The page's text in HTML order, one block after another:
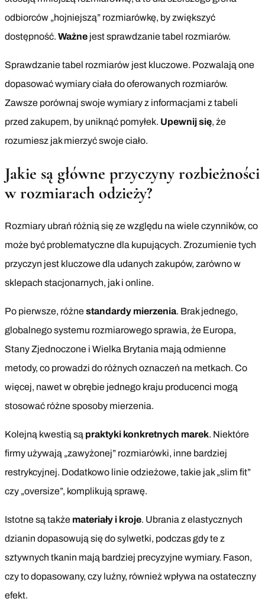
odbiorców „hojniejszą” rozmiarówkę, by zwiększyć
dostępność. Ważne jest sprawdzanie tabel rozmiarów.
Sprawdzanie tabel rozmiarów jest kluczowe. Pozwalają one
dopasować wymiary ciała do oferowanych rozmiarów.
Zawsze porównaj swoje wymiary z informacjami z tabeli
przed zakupem, by uniknąć pomyłek. Upewnij się, że
rozumiesz jak mierzyć swoje ciało.
Jakie są główne przyczyny rozbieżności
w rozmiarach odzieży?
Rozmiary ubrań różnią się ze względu na wiele czynników, co
może być problematyczne dla kupujących. Zrozumienie tych
przyczyn jest kluczowe dla udanych zakupów, zarówno w
sklepach stacjonarnych, jak i online.
Po pierwsze, różnestandardy mierzenia. Brak jednego,
globalnego systemu rozmiarowego sprawia, że Europa,
Stany Zjednoczone i Wielka Brytania mają odmienne
metody, co prowadzi do różnych oznaczeń na metkach. Co
więcej, nawet w obrębie jednego kraju producenci mogą
stosować różne sposoby mierzenia.
Kolejną kwestią są praktyki konkretnych marek. Niektóre
firmy używają „zawyżonej” rozmiarówki, inne bardziej
restrykcyjnej. Dodatkowo linie odzieżowe, takie jak „slim fit”
czy „oversize”, komplikują sprawę.
Istotne są także materiały i kroje. Ubrania z elastycznych
dzianin dopasowują się do sylwetki, podczas gdy te z
sztywnych tkanin mają bardziej precyzyjne wymiary. Fason,
czy to dopasowany, czy luźny, również wpływa na ostateczny
efekt.